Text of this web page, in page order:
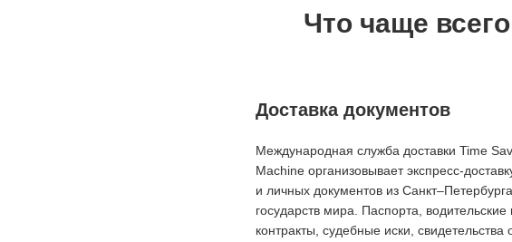
Что чаще
Доставка документов
Международная служба доставки Time
Machine организовывает экспресс-
и личных документов из
государств мира. Паспорта, водительские
контракты, судебные иски, свидетельства